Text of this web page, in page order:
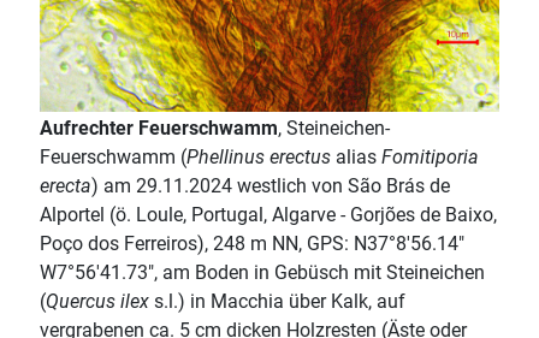
Aufrechter Feuerschwamm, Steineichen-
Feuerschwamm (Phellinus erectus alias Fomitiporia
erecta) am 29.11.2024 westlich von São Brás de
Alportel (ö. Loule, Portugal, Algarve - Gorjões de Baixo,
Poço dos Ferreiros), 248 m NN, GPS: N37°8'56.14"
W7°56'41.73", am Boden in Gebüsch mit Steineichen
(Quercus ilex s.l.) in Macchia über Kalk, auf
vergrabenen ca. 5 cm dicken Holzresten (Äste oder